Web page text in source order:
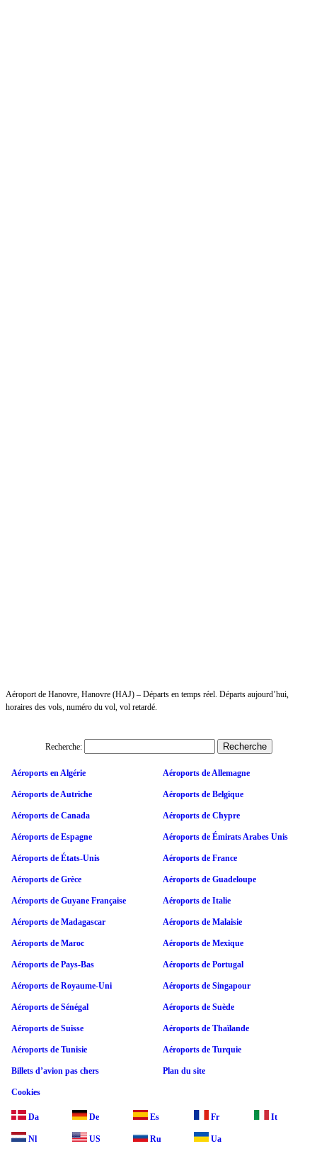
Aéroport de Hanovre, Hanovre (HAJ) – Départs en temps réel. Départs aujourd’hui,
horaires des vols, numéro du vol, vol retardé.
Recherche:
Aéroports en Algérie Aéroports de Allemagne
Aéroports de Autriche Aéroports de Belgique
Aéroports de Canada Aéroports de Chypre
Aéroports de Espagne Aéroports de Émirats Arabes Unis
Aéroports de États-Unis Aéroports de France
Aéroports de Grèce Aéroports de Guadeloupe
Aéroports de Guyane Française Aéroports de Italie
Aéroports de Madagascar Aéroports de Malaisie
Aéroports de Maroc Aéroports de Mexique
Aéroports de Pays-Bas Aéroports de Portugal
Aéroports de Royaume-Uni Aéroports de Singapour
Aéroports de Sénégal Aéroports de Suède
Aéroports de Suisse Aéroports de Thaïlande
Aéroports de Tunisie Aéroports de Turquie
Billets d’avion pas chers Plan du site
Cookies
Da De Es Fr It
Nl US Ru Ua